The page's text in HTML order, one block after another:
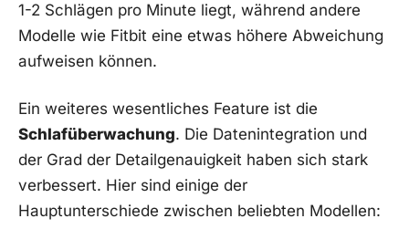
1-2 Schlägen pro Minute liegt, während andere
Modelle wie Fitbit eine etwas höhere Abweichung
aufweisen können.
Ein weiteres wesentliches Feature ​ist die
Schlafüberwachung. Die Datenintegration und
der Grad ⁣der Detailgenauigkeit haben sich stark
verbessert. Hier sind einige der
Hauptunterschiede zwischen beliebten Modellen: